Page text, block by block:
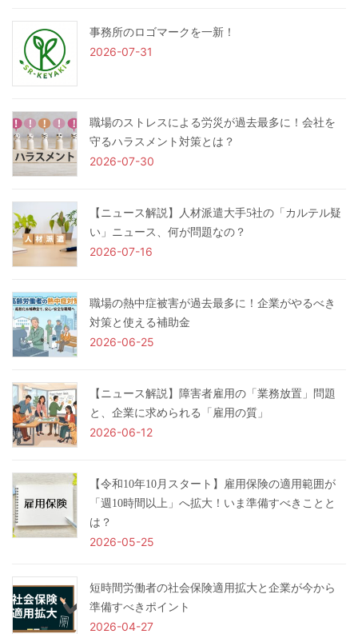
事務所のロゴマークを一新！
2026-07-31
職場のストレスによる労災が過去最多に！会社を
守るハラスメント対策とは？
2026-07-30
【ニュース解説】人材派遣大手5社の「カルテル疑
い」ニュース、何が問題なの？
2026-07-16
職場の熱中症被害が過去最多に！企業がやるべき
対策と使える補助金
2026-06-25
【ニュース解説】障害者雇用の「業務放置」問題
と、企業に求められる「雇用の質」
2026-06-12
【令和10年10月スタート】雇用保険の適用範囲が
「週10時間以上」へ拡大！いま準備すべきことと
は？
2026-05-25
短時間労働者の社会保険適用拡大と企業が今から
準備すべきポイント
2026-04-27